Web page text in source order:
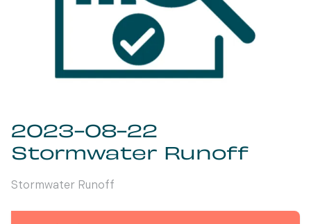
2023-08-22
Stormwater Runoff
Stormwater Runoff